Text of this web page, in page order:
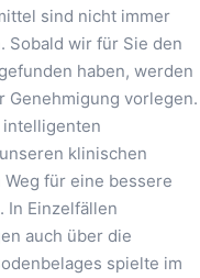
sind nicht immer
Sobald wir für Sie den
haben, werden
Genehmigung vorlegen.
intelligenten
klinischen
für eine bessere
In Einzelfällen
auch über die
spielte im